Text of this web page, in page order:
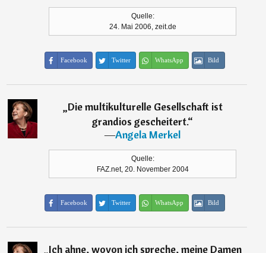
Quelle:
24. Mai 2006, zeit.de
Facebook Twitter WhatsApp Bild
„Die multikulturelle Gesellschaft ist
grandios gescheitert.“
―Angela Merkel
Quelle:
FAZ.net, 20. November 2004
Facebook Twitter WhatsApp Bild
„Ich ahne, wovon ich spreche, meine Damen